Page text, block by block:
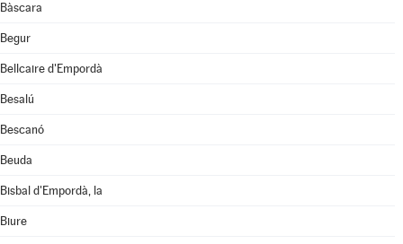
Bàscara
Begur
Bellcaire d'Empordà
Besalú
Bescanó
Beuda
Bisbal d'Empordà, la
Biure